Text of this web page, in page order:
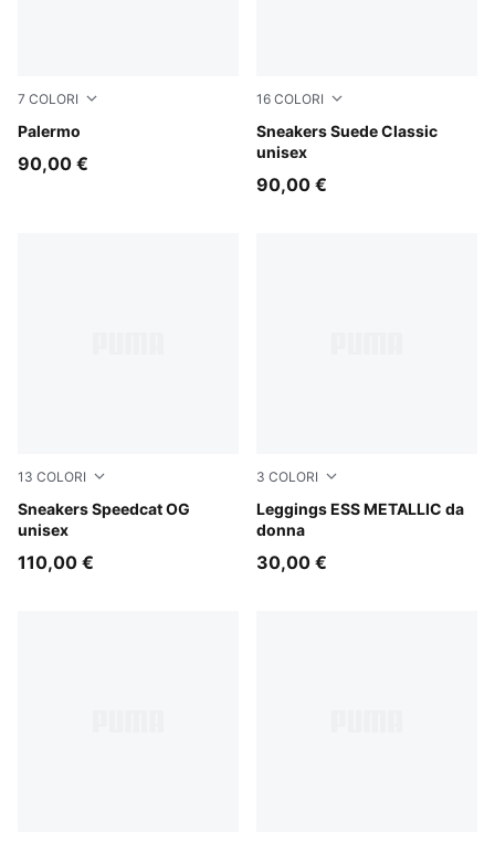
7 COLORI
Palermo
Earthy Green-Buttercream
90,00 €
16 COLORI
Sneakers Suede Classic
unisex
Olive Green-PUMA White
90,00 €
13 COLORI
Sneakers Speedcat OG
unisex
Bordeaux Red-PUMA Black
110,00 €
3 COLORI
Leggings ESS METALLIC da
donna
PUMA Black-metallic gold
30,00 €